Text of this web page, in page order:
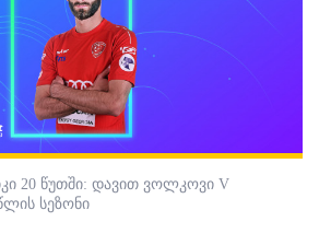
20 წუთში: დავით ვოლკოვი V
სეზონი